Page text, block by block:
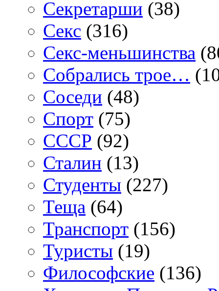
Секретарши (38)
Секс (316)
Секс-меньшинства
Собрались трое…
Соседи (48)
Спорт (75)
СССР (92)
Сталин (13)
Студенты (227)
Теща (64)
Транспорт (156)
Туристы (19)
Философские (136)